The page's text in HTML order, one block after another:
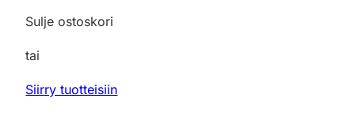
Sulje ostoskori
tai
Siirry tuotteisiin